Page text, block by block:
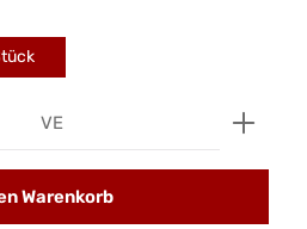
den gewünschten Wert
VE
Warenkorb